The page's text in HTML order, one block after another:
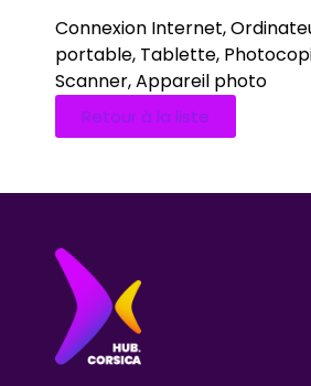
Connexion Internet,
portable, Tablette,
Scanner, Appareil photo
Retour à la liste